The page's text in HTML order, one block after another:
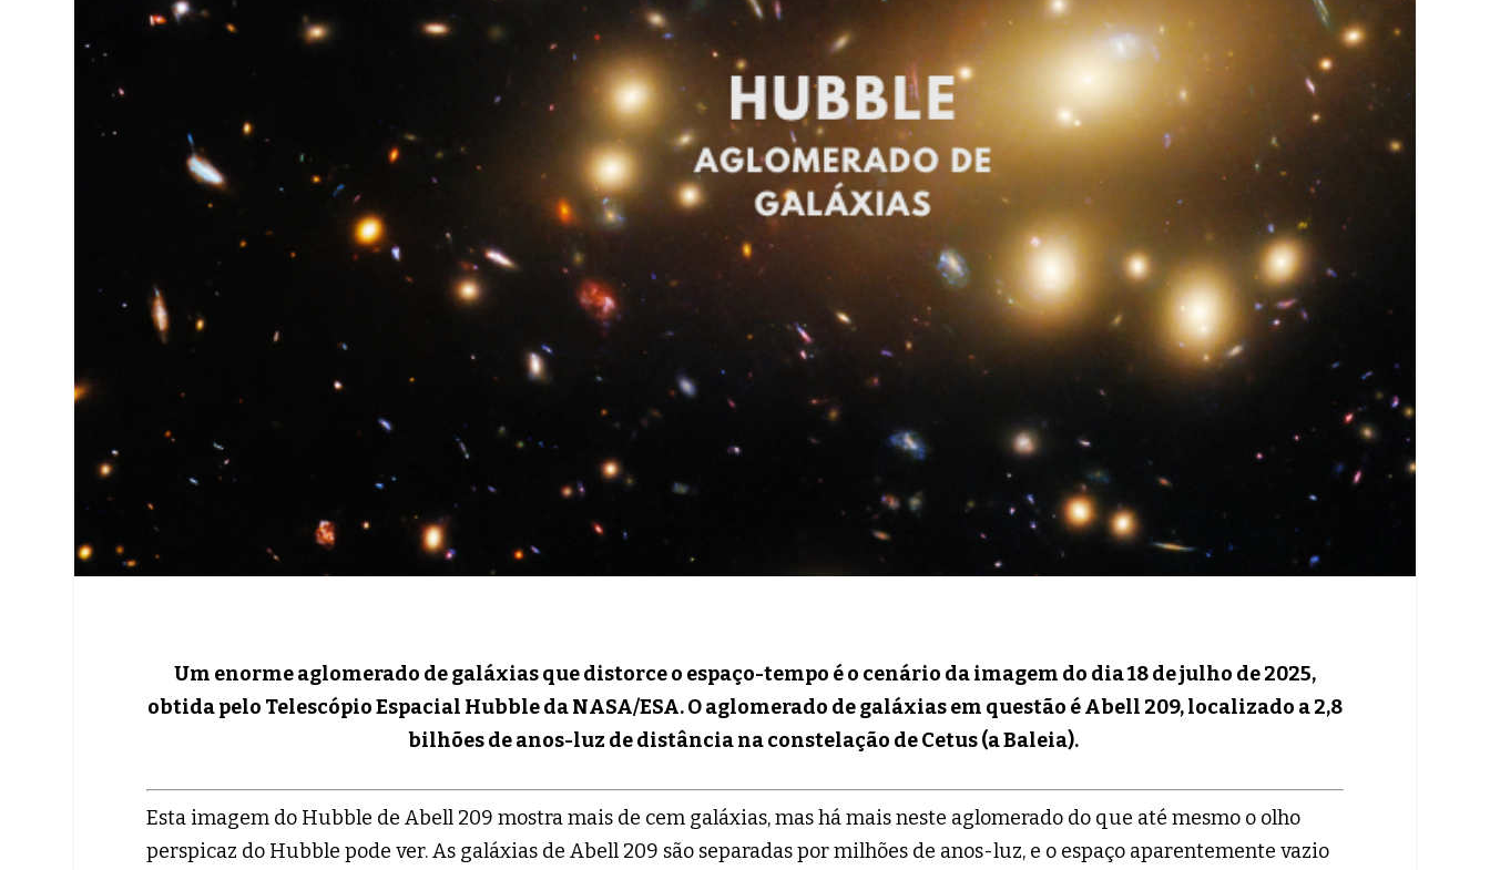
Um enorme aglomerado de galáxias que distorce o espaço-tempo é o cenário da imagem do dia 18 de julho de 2025,
obtida pelo Telescópio Espacial Hubble da NASA/ESA. O aglomerado de galáxias em questão é Abell 209, localizado a 2,8
bilhões de anos-luz de distância na constelação de Cetus (a Baleia).
Esta imagem do Hubble de Abell 209 mostra mais de cem galáxias, mas há mais neste aglomerado do que até mesmo o olho
perspicaz do Hubble pode ver. As galáxias de Abell 209 são separadas por milhões de anos-luz, e o espaço aparentemente vazio